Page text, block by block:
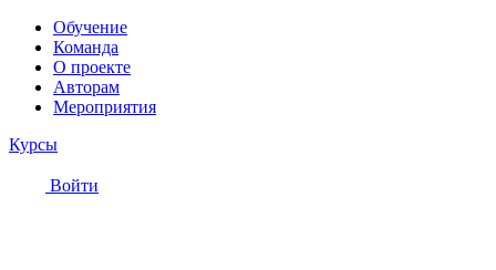
Обучение
Команда
О проекте
Авторам
Мероприятия
Курсы
Войти